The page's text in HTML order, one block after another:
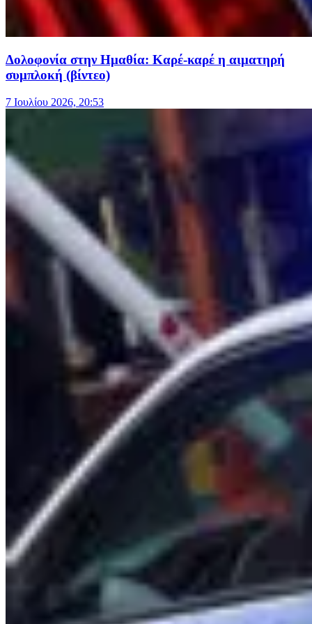
Δολοφονία στην Ημαθία: Καρέ-καρέ η αιματηρή
συμπλοκή (βίντεο)
7 Ιουλίου 2026, 20:53